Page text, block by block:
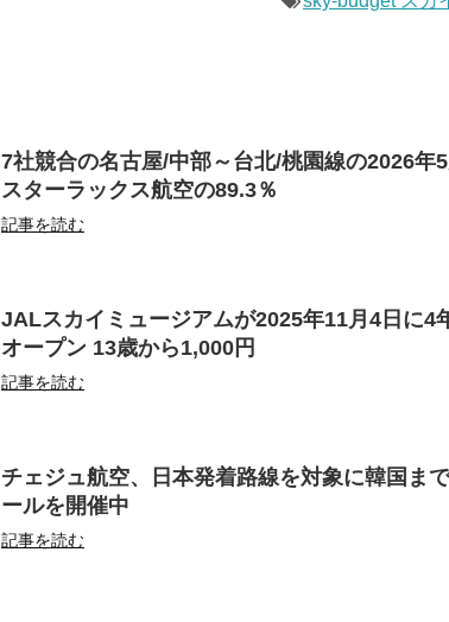
7社競合の名古屋/中部～台北/桃園線の2026年
スターラックス航空の89.3％
記事を読む
JALスカイミュージアムが2025年11月4日に4
オープン 13歳から1,000円
記事を読む
チェジュ航空、日本発着路線を対象に韓国ま
ールを開催中
記事を読む